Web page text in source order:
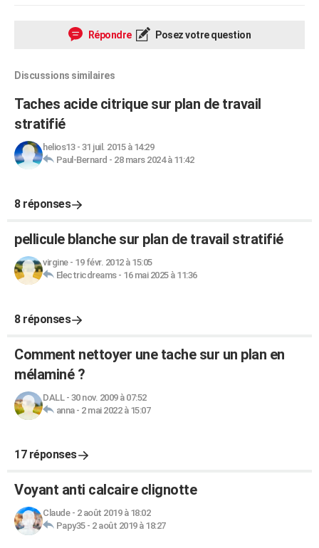
Répondre Posez votre question
Discussions similaires
Taches acide citrique sur plan de travail
stratifié
helios13- 31 juil. 2015 à 14:29
Paul-Bernard - 28 mars 2024 à 11:42
8 réponses
pellicule blanche sur plan de travail stratifié
virgine- 19 févr. 2012 à 15:05
Electricdreams- 16 mai 2025 à 11:36
8 réponses
Comment nettoyer une tache sur un plan en
mélaminé ?
DALL- 30 nov. 2009 à 07:52
anna- 2 mai 2022 à 15:07
17 réponses
Voyant anti calcaire clignotte
Claude- 2 août 2019 à 18:02
Papy35- 2 août 2019 à 18:27